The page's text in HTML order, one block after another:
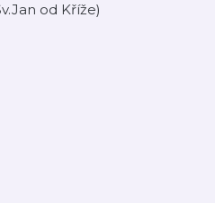
od Kříže)